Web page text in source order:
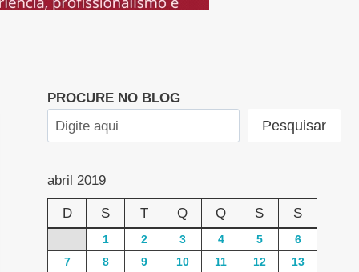
PROCURE NO BLOG
Pesquisar
abril 2019
D S T Q Q S S
1 2 3 4 5
6
7
8 9 10 11 12
13